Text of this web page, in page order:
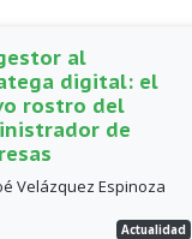
al
digital: el
rostro del
de
Velázquez Espinoza
Actualidad